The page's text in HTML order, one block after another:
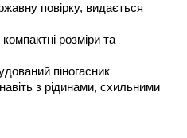
повірку, видається
розміри та
піногасник
з рідинами, схильними